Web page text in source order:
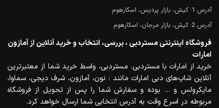
آدرس 1: کیش، بازار پردیس، اسکارهوم
آدرس 2: کیش، بازار مرجان، اسکارهوم
فروشگاه اینترنتی مستردبی ، بررسی، انتخاب و خرید آنلاین از آمازون
امارات
خرید از امارات با مستردبی. مستردبی، واسط خرید شما از معتبرترین
آنلاین شاپ‌های دبی امارات مانند : نون، آمازون، شرف دیجی، سماوا،
مایکرولس و … بوده و سفارش شما را پس از تحویل از فروشگاه
مربوطه در اسرع وقت به آدرس انتخابی شما ارسال خواهد کرد.